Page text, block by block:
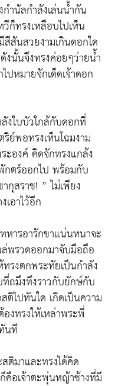
ำนัลกำลังเล่นน้ำกัน
ก็ทรงเหลือบไปเห็น
สันสวยงามเกินดอกใด
งนั้นจึงทรงค่อยๆว่ายน้ำ
ปหมายจักเด็ดเจ้าดอก
งใบบัวใกล้กับดอกที่
ย์พอทรงเห็นโฉมงาม
ะองค์ คิดจักทรงแกล้ง
กตร์ออกไป พร้อมกับ
กุสราช! ” ไม่เพียง
อาไว้อีก
หารอารักขาแน่นหนาจะ
พรวดออกมาจับมือถือ
รงตกพระทัยเป็นกำลัง
ถมึงทึงราวกับยักษ์กับ
ไปทันใด เกิดเป็นความ
งทรงให้เหล่าพระพี่
นที
มาและทรงได้คิด
อเจ้าตะพุ่นหญ้าช้างที่มี